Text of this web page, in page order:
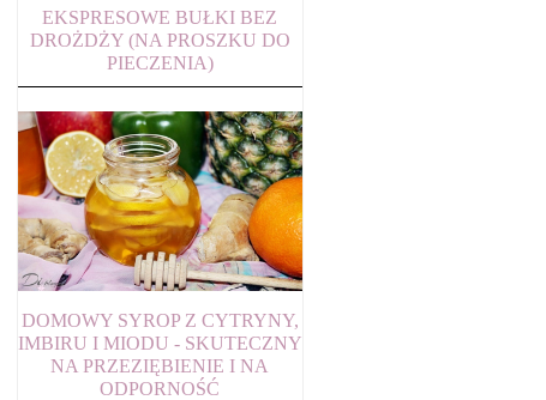
EKSPRESOWE BUŁKI BEZ
DROŻDŻY (NA PROSZKU DO
PIECZENIA)
DOMOWY SYROP Z CYTRYNY,
IMBIRU I MIODU - SKUTECZNY
NA PRZEZIĘBIENIE I NA
ODPORNOŚĆ